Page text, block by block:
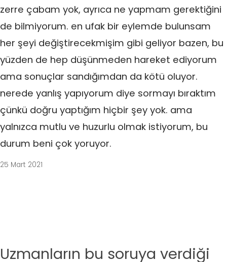
zerre çabam yok, ayrıca ne yapmam gerektiğini
de bilmiyorum. en ufak bir eylemde bulunsam
her şeyi değiştirecekmişim gibi geliyor bazen, bu
yüzden de hep düşünmeden hareket ediyorum
ama sonuçlar sandığımdan da kötü oluyor.
nerede yanlış yapıyorum diye sormayı bıraktım
çünkü doğru yaptığım hiçbir şey yok. ama
yalnızca mutlu ve huzurlu olmak istiyorum, bu
durum beni çok yoruyor.
25 Mart 2021
Uzmanların bu soruya verdiği